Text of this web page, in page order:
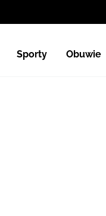
Sporty Obuwie